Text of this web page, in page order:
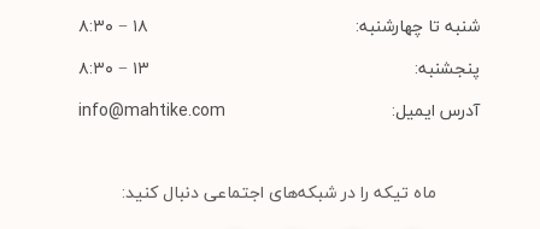
شنبه تا چهارشنبه:
۱۸ − ۸:۳۰
پنجشنبه:
۱۳ − ۸:۳۰
آدرس ایمیل:
info@mahtike.com
ماه تیکه را در شبکه‌های اجتماعی دنبال کنید: